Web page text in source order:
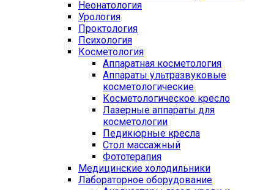
Неонатология
Урология
Проктология
Психология
Косметология
Аппаратная косметология
Аппараты ультразвуковые
косметологические
Косметологическое кресло
Лазерные аппараты для
косметологии
Педикюрные кресла
Стол массажный
Фототерапия
Медицинские холодильники
Лабораторное оборудование